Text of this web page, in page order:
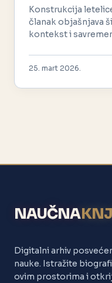
Konstrukcija
članak objašnjava
kontekst i
25. mart 2026.
NAUČNA
Digitalni arhiv
nauke. Istražite
ovim prostorima i